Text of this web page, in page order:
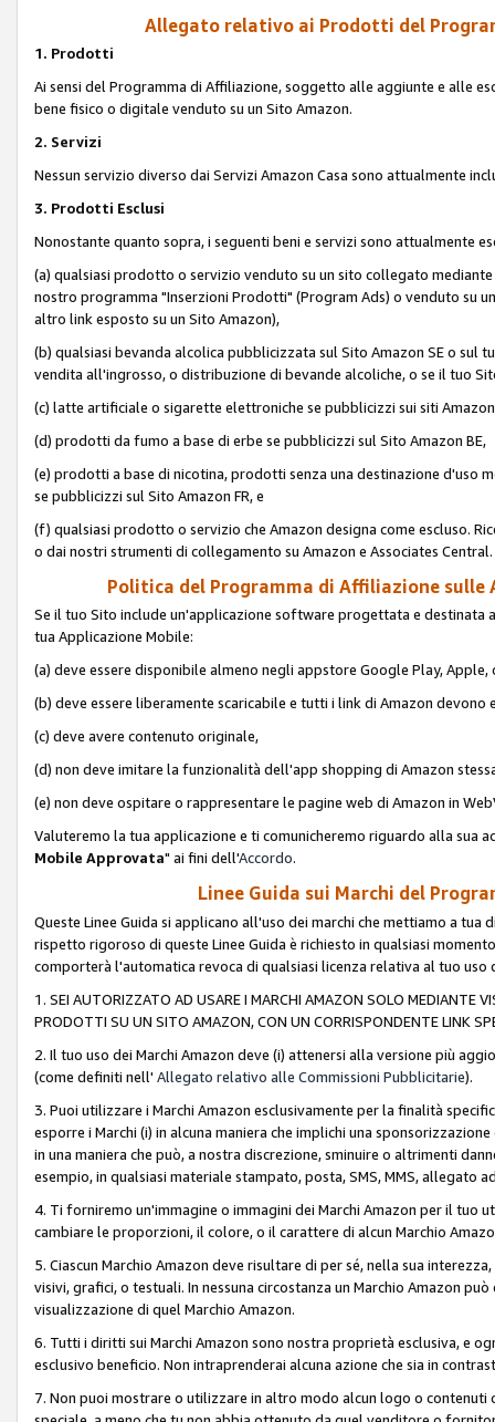
Allegato relativo ai Prodotti del
1. Prodotti
Ai sensi del Programma di Affiliazione, soggetto alle aggiunte e alle
bene fisico o digitale venduto su un Sito Amazon.
2. Servizi
Nessun servizio diverso dai Servizi Amazon Casa sono attualmente
3. Prodotti Esclusi
Nonostante quanto sopra, i seguenti beni e servizi sono attualmente
(a) qualsiasi prodotto o servizio venduto su un sito collegato
nostro programma "Inserzioni Prodotti" (Program Ads) o venduto su
altro link esposto su un Sito Amazon),
(b) qualsiasi bevanda alcolica pubblicizzata sul Sito Amazon SE o sul
vendita all'ingrosso, o distribuzione di bevande alcoliche, o se il tuo
(c) latte artificiale o sigarette elettroniche se pubblicizzi sui siti Amazon
(d) prodotti da fumo a base di erbe se pubblicizzi sul Sito Amazon BE,
(e) prodotti a base di nicotina, prodotti senza una destinazione d'uso
se pubblicizzi sul Sito Amazon FR, e
(f) qualsiasi prodotto o servizio che Amazon designa come escluso.
o dai nostri strumenti di collegamento su Amazon e Associates Central.
Politica del Programma di Affiliazione
Se il tuo Sito include un'applicazione software progettata e
tua Applicazione Mobile:
(a) deve essere disponibile almeno negli appstore Google Play, Apple,
(b) deve essere liberamente scaricabile e tutti i link di Amazon devono
(c) deve avere contenuto originale,
(d) non deve imitare la funzionalità dell'app shopping di Amazon
(e) non deve ospitare o rappresentare le pagine web di Amazon in
Valuteremo la tua applicazione e ti comunicheremo riguardo alla sua
Mobile Approvata" ai fini dell'Accordo.
Linee Guida sui Marchi del
Queste Linee Guida si applicano all'uso dei marchi che mettiamo a
rispetto rigoroso di queste Linee Guida è richiesto in qualsiasi
comporterà l'automatica revoca di qualsiasi licenza relativa al tuo uso
1. SEI AUTORIZZATO AD USARE I MARCHI AMAZON SOLO MEDIANTE
PRODOTTI SU UN SITO AMAZON, CON UN CORRISPONDENTE LINK
2. Il tuo uso dei Marchi Amazon deve (i) attenersi alla versione più
(come definiti nell' Allegato relativo alle Commissioni Pubblicitarie).
3. Puoi utilizzare i Marchi Amazon esclusivamente per la finalità
esporre i Marchi (i) in alcuna maniera che implichi una
in una maniera che può, a nostra discrezione, sminuire o altrimenti
esempio, in qualsiasi materiale stampato, posta, SMS, MMS,
4. Ti forniremo un'immagine o immagini dei Marchi Amazon per il tuo
cambiare le proporzioni, il colore, o il carattere di alcun Marchio
5. Ciascun Marchio Amazon deve risultare di per sé, nella sua
visivi, grafici, o testuali. In nessuna circostanza un Marchio Amazon
visualizzazione di quel Marchio Amazon.
6. Tutti i diritti sui Marchi Amazon sono nostra proprietà esclusiva, e
esclusivo beneficio. Non intraprenderai alcuna azione che sia in
7. Non puoi mostrare o utilizzare in altro modo alcun logo o